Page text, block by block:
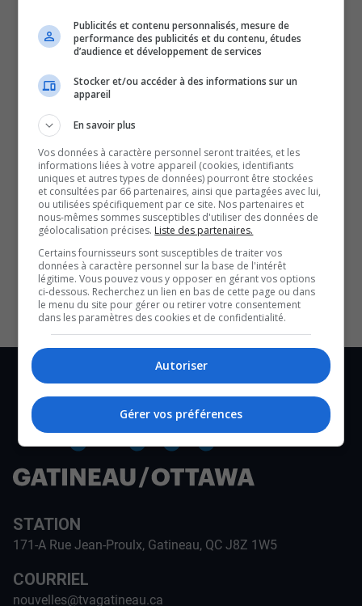
Comment donner des conseils à nos jeunes sur le
vapotage? Alors que seulement 5% des parents pensent
que leur ado a déjà vapoté, dans la réalité, on apprend
que 40% des jeunes de la quatrième et cinquième
secondaire ont déjà essayé. Annie Papageorgiou,
directrice générale du Conseil québécois sur le tabac et
la santé, nous donne des conseils pour parler du
vapotage avec son adolescent.
SOUTENIR NOS MÉDIAS, C’EST PROTÉGER NOTRE
CULTURE ET NOTRE ÉCONOMIE
STATION
171-A Rue Jean-Proulx, Gatineau, QC J8Z 1W5
COURRIEL
nouvelles@tvagatineau.ca
Publicités et contenu personnalisés, mesure de
performance des publicités et du contenu, études
d’audience et développement de services
Stocker et/ou accéder à des informations sur un
appareil
En savoir plus
Vos données à caractère personnel seront traitées, et les
informations liées à votre appareil (cookies, identifiants
uniques et autres types de données) pourront être stockées
et consultées par 66 partenaires, ainsi que partagées avec lui,
ou utilisées spécifiquement par ce site. Nos partenaires et
nous-mêmes sommes susceptibles d'utiliser des données de
géolocalisation précises. Liste des partenaires.
Certains fournisseurs sont susceptibles de traiter vos
données à caractère personnel sur la base de l'intérêt
légitime. Vous pouvez vous y opposer en gérant vos options
ci-dessous. Recherchez un lien en bas de cette page ou dans
le menu du site pour gérer ou retirer votre consentement
dans les paramètres des cookies et de confidentialité.
Autoriser
Gérer vos préférences